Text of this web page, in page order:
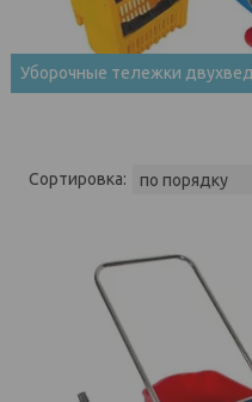
Уборочные тележки